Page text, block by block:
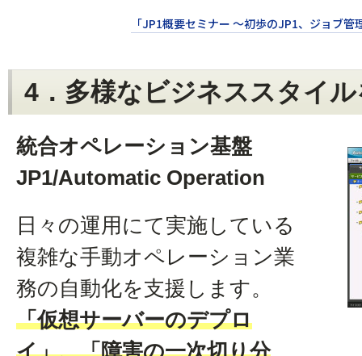
「JP1概要セミナー ～初歩のJP1、ジョブ管
4．多様なビジネススタイ
統合オペレーション基盤
JP1/Automatic Operation
日々の運用にて実施している
複雑な手動オペレーション業
務の自動化を支援します。
「仮想サーバーのデプロ